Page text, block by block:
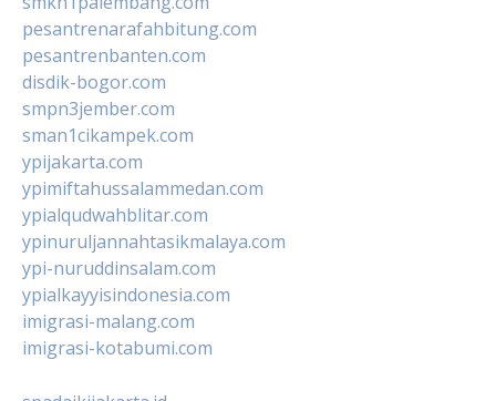
pesantrenarafahbitung.com
pesantrenbanten.com
disdik-bogor.com
smpn3jember.com
sman1cikampek.com
ypijakarta.com
ypimiftahussalammedan.com
ypialqudwahblitar.com
ypinuruljannahtasikmalaya.com
ypi-nuruddinsalam.com
ypialkayyisindonesia.com
imigrasi-malang.com
imigrasi-kotabumi.com